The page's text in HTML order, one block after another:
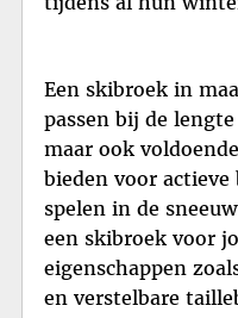
Een skibroek in
passen bij de
maar ook
bieden voor
spelen in de
een skibroek voor
eigenschappen
en verstelbare